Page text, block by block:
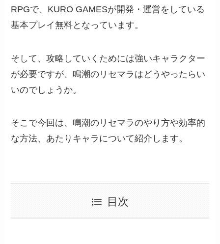
RPGで、KURO GAMESが開発・運営をしている
基本プレイ無料となっています。
そして、攻略していくためには強いキャラクター
が必要ですが、鳴潮のリセマラはどうやったらい
いのでしょうか。
そこで今回は、鳴潮のリセマラのやり方や効率的
な方法、あたりキャラについて紹介します。
目次